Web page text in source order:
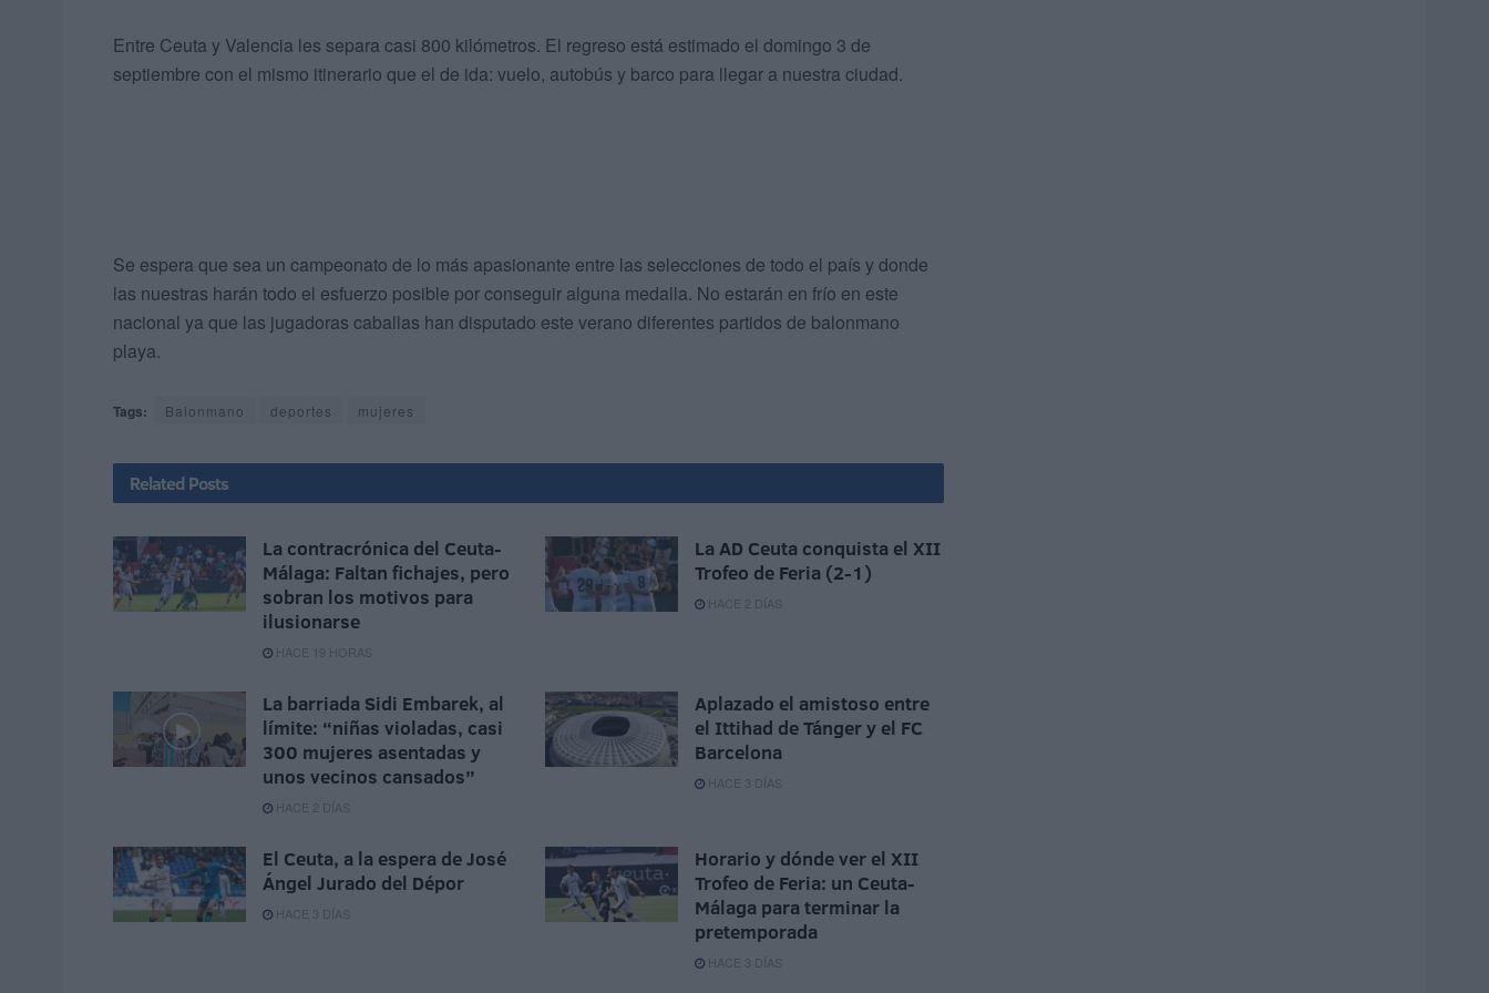
Entre Ceuta y Valencia les separa casi 800 kilómetros. El regreso está estimado el domingo 3 de
septiembre con el mismo itinerario que el de ida: vuelo, autobús y barco para llegar a nuestra ciudad.
Se espera que sea un campeonato de lo más apasionante entre las selecciones de todo el país y donde
las nuestras harán todo el esfuerzo posible por conseguir alguna medalla. No estarán en frío en este
nacional ya que las jugadoras caballas han disputado este verano diferentes partidos de balonmano
playa.
Tags: Balonmano deportes mujeres
Related Posts
La contracrónica del Ceuta-
Málaga: Faltan fichajes, pero
sobran los motivos para
ilusionarse
HACE 19 HORAS
La AD Ceuta conquista el XII
Trofeo de Feria (2-1)
HACE 2 DÍAS
La barriada Sidi Embarek, al
límite: “niñas violadas, casi
300 mujeres asentadas y
unos vecinos cansados”
HACE 2 DÍAS
Aplazado el amistoso entre
el Ittihad de Tánger y el FC
Barcelona
HACE 3 DÍAS
El Ceuta, a la espera de José
Ángel Jurado del Dépor
HACE 3 DÍAS
Horario y dónde ver el XII
Trofeo de Feria: un Ceuta-
Málaga para terminar la
pretemporada
HACE 3 DÍAS